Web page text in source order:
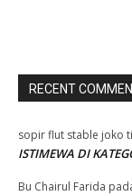
RECENT
sopir flut stable joko
ISTIMEWA DI
Bu Chairul Farida